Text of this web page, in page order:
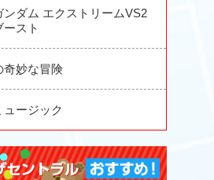
ンダム エクストリームVS2
ースト
奇妙な冒険
ュージック